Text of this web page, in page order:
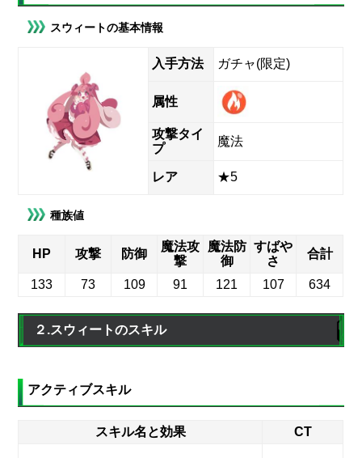
スウィートの基本情報
入手方法 ガチャ(限定)
属性
攻撃タイ
プ
魔法
レア ★5
種族値
HP 攻撃 防御
魔法攻
撃
魔法防
御
すばや
さ
合計
133 73 109 91 121 107 634
２.スウィートのスキル
アクティブスキル
スキル名と効果 CT